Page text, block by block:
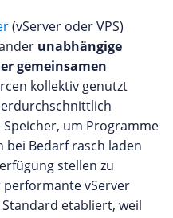
(vServer oder VPS)
unabhängige
gemeinsamen
kollektiv genutzt
um Programme
Bedarf rasch laden
stellen zu
performante vServer
Standard etabliert, weil